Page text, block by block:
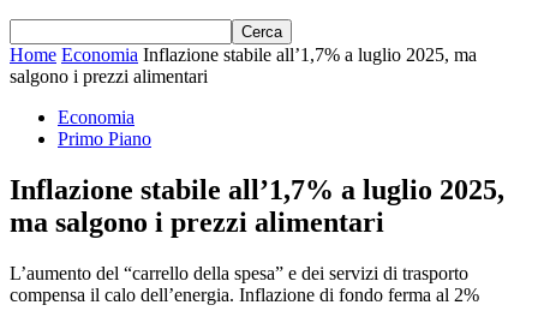
Home Economia Inflazione stabile all’1,7% a luglio 2025, ma
salgono i prezzi alimentari
Economia
Primo Piano
Inflazione stabile all’1,7% a luglio 2025,
ma salgono i prezzi alimentari
L’aumento del “carrello della spesa” e dei servizi di trasporto
compensa il calo dell’energia. Inflazione di fondo ferma al 2%